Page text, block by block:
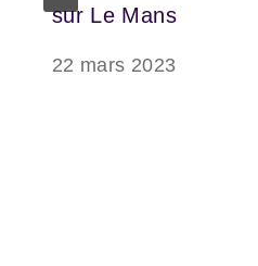
sur Le Mans
22 mars 2023